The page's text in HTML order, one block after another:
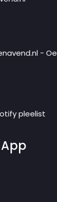
-
pleelist